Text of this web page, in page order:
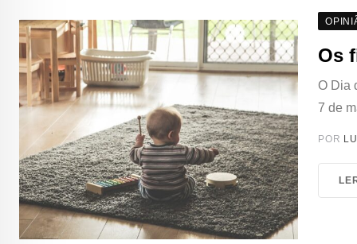
Os
O Dia
7 de
POR